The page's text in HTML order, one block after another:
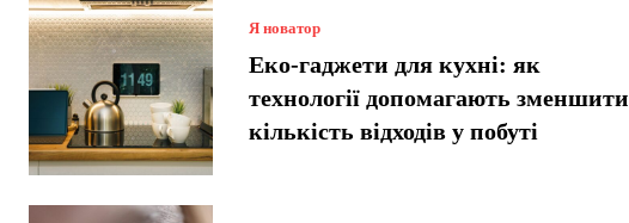
Я новатор
Еко-гаджети для кухні: як
технології допомагають зменшити
кількість відходів у побуті